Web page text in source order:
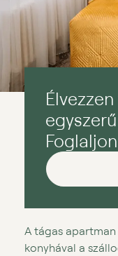
A tágas
konyhával a